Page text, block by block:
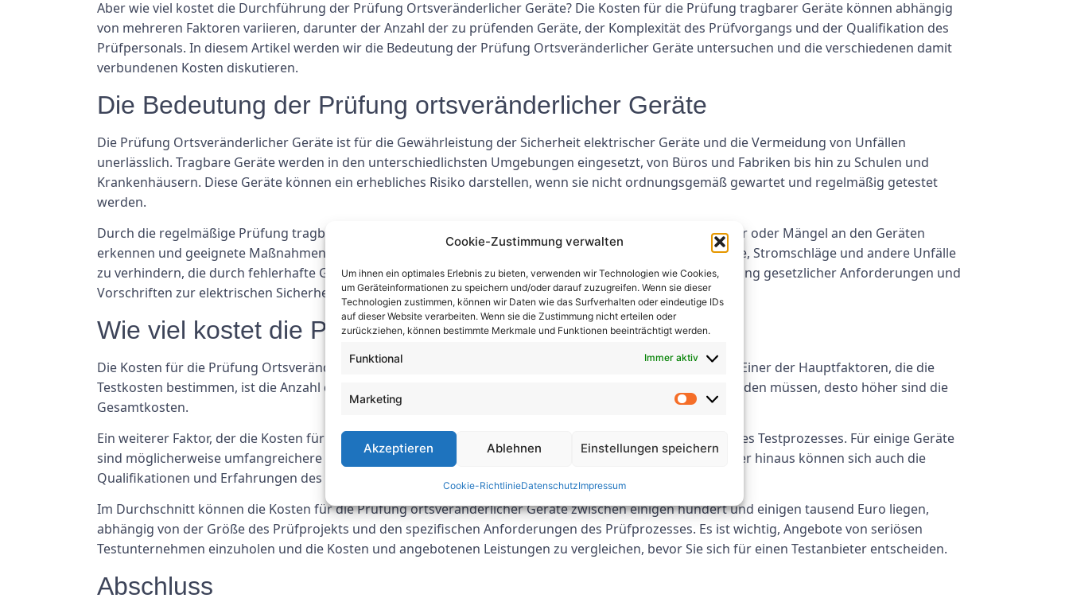
Cookie-Zustimmung verwalten
Um ihnen ein optimales Erlebnis zu bieten, verwenden wir Technologien wie Cookies,
um Geräteinformationen zu speichern und/oder darauf zuzugreifen. Wenn sie dieser
Technologien zustimmen, können wir Daten wie das Surfverhalten oder eindeutige IDs
auf dieser Website verarbeiten. Wenn sie die Zustimmung nicht erteilen oder
zurückziehen, können bestimmte Merkmale und Funktionen beeinträchtigt werden.
Funktional Immer aktiv
Marketing
Akzeptieren Ablehnen Einstellungen speichern
Cookie-RichtlinieDatenschutzImpressum
Aber wie viel kostet die Durchführung der Prüfung Ortsveränderlicher Geräte? Die Kosten für die Prüfung tragbarer Geräte können abhängig
von mehreren Faktoren variieren, darunter der Anzahl der zu prüfenden Geräte, der Komplexität des Prüfvorgangs und der Qualifikation des
Prüfpersonals. In diesem Artikel werden wir die Bedeutung der Prüfung Ortsveränderlicher Geräte untersuchen und die verschiedenen damit
verbundenen Kosten diskutieren.
Die Bedeutung der Prüfung ortsveränderlicher Geräte
Die Prüfung Ortsveränderlicher Geräte ist für die Gewährleistung der Sicherheit elektrischer Geräte und die Vermeidung von Unfällen
unerlässlich. Tragbare Geräte werden in den unterschiedlichsten Umgebungen eingesetzt, von Büros und Fabriken bis hin zu Schulen und
Krankenhäusern. Diese Geräte können ein erhebliches Risiko darstellen, wenn sie nicht ordnungsgemäß gewartet und regelmäßig getestet
werden.
Durch die regelmäßige Prüfung tragbarer Geräte können Unternehmen und Einzelpersonen etwaige Fehler oder Mängel an den Geräten
erkennen und geeignete Maßnahmen zu deren Behebung ergreifen. Dies trägt dazu bei, elektrische Brände, Stromschläge und andere Unfälle
zu verhindern, die durch fehlerhafte Geräte verursacht werden können. Es trägt auch dazu bei, die Einhaltung gesetzlicher Anforderungen und
Vorschriften zur elektrischen Sicherheit sicherzustellen.
Wie viel kostet die Prüfung Ortsveränderlicher Geräte?
Die Kosten für die Prüfung Ortsveränderlicher Geräte können abhängig von mehreren Faktoren variieren. Einer der Hauptfaktoren, die die
Testkosten bestimmen, ist die Anzahl der Geräte, die getestet werden müssen. Je mehr Geräte getestet werden müssen, desto höher sind die
Gesamtkosten.
Ein weiterer Faktor, der die Kosten für das Testen tragbarer Geräte beeinflussen kann, ist die Komplexität des Testprozesses. Für einige Geräte
sind möglicherweise umfangreichere Testverfahren erforderlich, was die Testkosten erhöhen kann. Darüber hinaus können sich auch die
Qualifikationen und Erfahrungen des Prüfpersonals auf die Prüfkosten auswirken.
Im Durchschnitt können die Kosten für die Prüfung ortsveränderlicher Geräte zwischen einigen hundert und einigen tausend Euro liegen,
abhängig von der Größe des Prüfprojekts und den spezifischen Anforderungen des Prüfprozesses. Es ist wichtig, Angebote von seriösen
Testunternehmen einzuholen und die Kosten und angebotenen Leistungen zu vergleichen, bevor Sie sich für einen Testanbieter entscheiden.
Abschluss